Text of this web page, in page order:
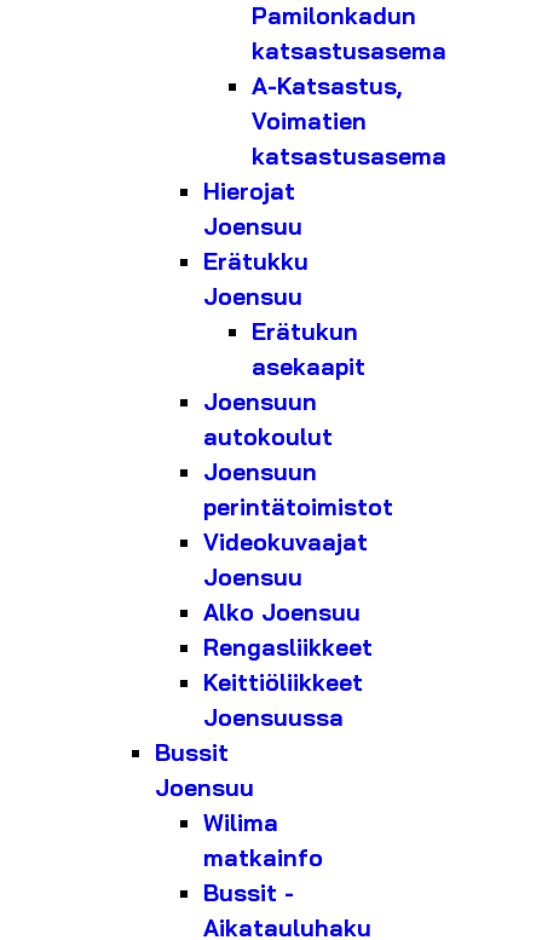
Pamilonkadun
katsastusasema
A-Katsastus,
Voimatien
katsastusasema
Hierojat
Joensuu
Erätukku
Joensuu
Erätukun
asekaapit
Joensuun
autokoulut
Joensuun
perintätoimistot
Videokuvaajat
Joensuu
Alko Joensuu
Rengasliikkeet
Keittiöliikkeet
Joensuussa
Bussit
Joensuu
Wilima
matkainfo
Bussit -
Aikatauluhaku